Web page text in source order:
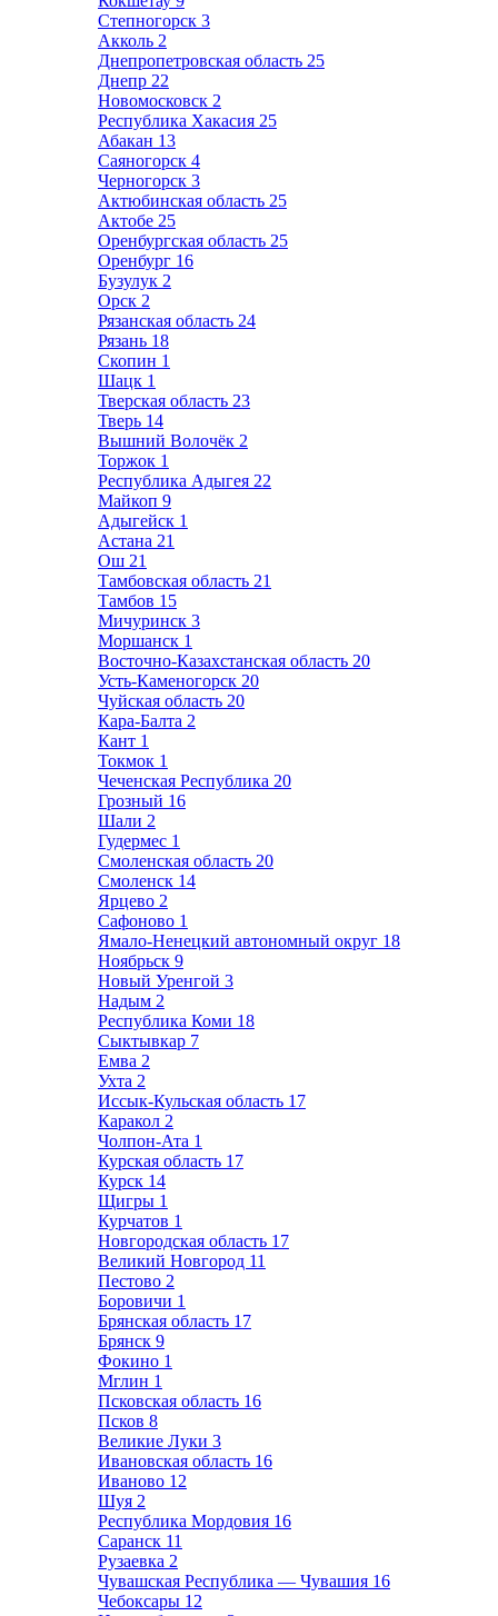
Степногорск 3
Акколь 2
Днепропетровская область 25
Днепр 22
Новомосковск 2
Республика Хакасия 25
Абакан 13
Саяногорск 4
Черногорск 3
Актюбинская область 25
Актобе 25
Оренбургская область 25
Оренбург 16
Бузулук 2
Орск 2
Рязанская область 24
Рязань 18
Скопин 1
Шацк 1
Тверская область 23
Тверь 14
Вышний Волочёк 2
Торжок 1
Республика Адыгея 22
Майкоп 9
Адыгейск 1
Астана 21
Ош 21
Тамбовская область 21
Тамбов 15
Мичуринск 3
Моршанск 1
Восточно-Казахстанская область 20
Усть-Каменогорск 20
Чуйская область 20
Кара-Балта 2
Кант 1
Токмок 1
Чеченская Республика 20
Грозный 16
Шали 2
Гудермес 1
Смоленская область 20
Смоленск 14
Ярцево 2
Сафоново 1
Ямало-Ненецкий автономный округ 18
Ноябрьск 9
Новый Уренгой 3
Надым 2
Республика Коми 18
Сыктывкар 7
Емва 2
Ухта 2
Иссык-Кульская область 17
Каракол 2
Чолпон-Ата 1
Курская область 17
Курск 14
Щигры 1
Курчатов 1
Новгородская область 17
Великий Новгород 11
Пестово 2
Боровичи 1
Брянская область 17
Брянск 9
Фокино 1
Мглин 1
Псковская область 16
Псков 8
Великие Луки 3
Ивановская область 16
Иваново 12
Шуя 2
Республика Мордовия 16
Саранск 11
Рузаевка 2
Чувашская Республика — Чувашия 16
Чебоксары 12